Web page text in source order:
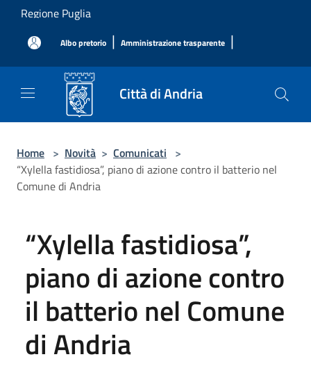
Salta al contenuto principale
Regione Puglia
Albo pretorio | Amministrazione trasparente |
Città di Andria
Home > Novità > Comunicati >
“Xylella fastidiosa”, piano di azione contro il batterio nel
Comune di Andria
“Xylella fastidiosa”,
piano di azione contro
il batterio nel Comune
di Andria